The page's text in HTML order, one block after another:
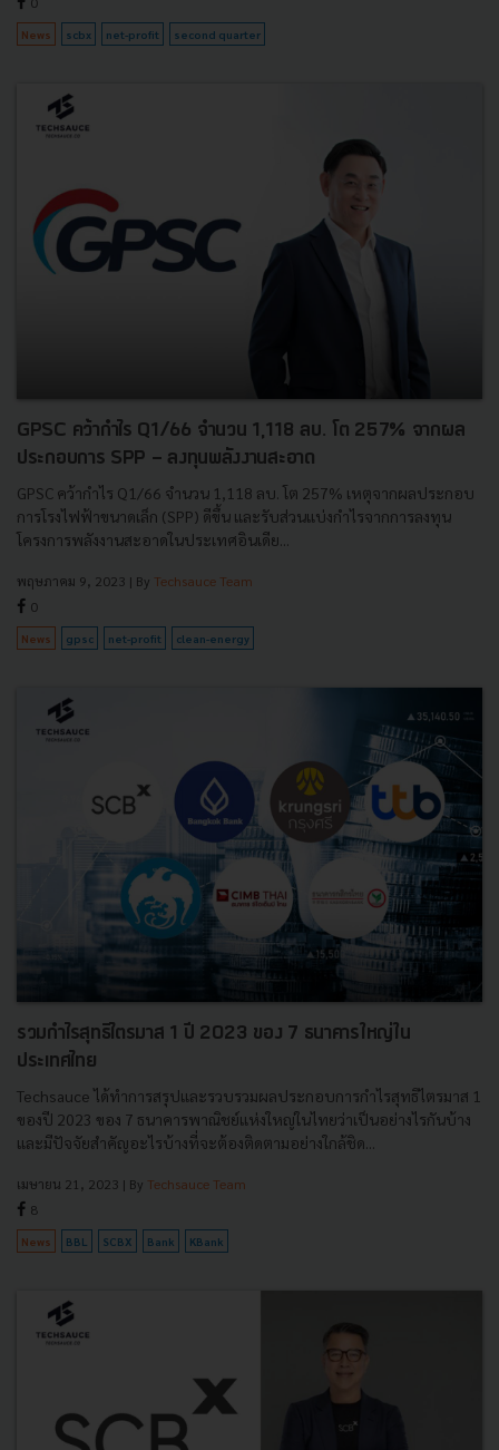
News scbx net-profit second quarter
GPSC คว้ากำไร Q1/66 จำนวน 1,118 ลบ. โต 257% จากผล
ประกอบการ SPP - ลงทุนพลังงานสะอาด
GPSC คว้ากำไร Q1/66 จำนวน 1,118 ลบ. โต 257% เหตุจากผลประกอบ
การโรงไฟฟ้าขนาดเล็ก (SPP) ดีขึ้น และรับส่วนแบ่งกำไรจากการลงทุน
โครงการพลังงานสะอาดในประเทศอินเดีย...
พฤษภาคม 9, 2023 | By Techsauce Team
0
News gpsc net-profit clean-energy
รวมกำไรสุทธิไตรมาส 1 ปี 2023 ของ 7 ธนาคารใหญ่ใน
ประเทศไทย
Techsauce ได้ทำการสรุปและรวบรวมผลประกอบการกำไรสุทธิไตรมาส 1
ของปี 2023 ของ 7 ธนาคารพาณิชย์แห่งใหญ่ในไทยว่าเป็นอย่างไรกันบ้าง
และมีปัจจัยสำคัญอะไรบ้างที่จะต้องติดตามอย่างใกล้ชิด...
เมษายน 21, 2023 | By Techsauce Team
8
News BBL SCBX Bank KBank